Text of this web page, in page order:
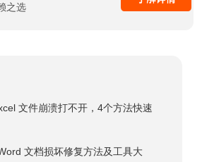
之选
文件崩溃打不开，4个方法快速
文档损坏修复方法及工具大